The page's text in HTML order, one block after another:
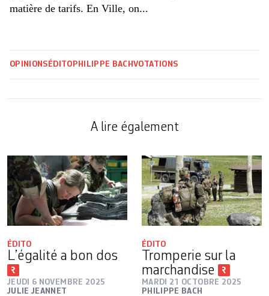
matière de tarifs. En Ville, on...
OPINIONS ÉDITO PHILIPPE BACHVOTATIONS
A lire également
ÉDITO
L’égalité a bon dos
JEUDI 6 NOVEMBRE 2025
JULIE JEANNET
ÉDITO
Tromperie sur la
marchandise
MARDI 21 OCTOBRE 2025
PHILIPPE BACH